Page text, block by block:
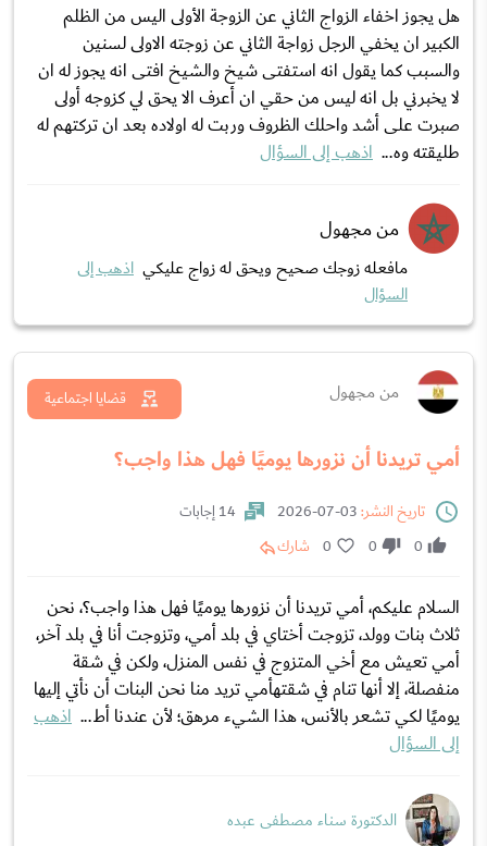
هل يجوز اخفاء الزواج الثاني عن الزوجة الأولى اليس من الظلم
الكبير ان يخفي الرجل زواجة الثاني عن زوجته الاولى لسنين
والسبب كما يقول انه استفتى شيخ والشيخ افتى انه يجوز له ان
لا يخبرني بل انه ليس من حقي ان أعرف الا يحق لي كزوجه أولى
صبرت على أشد واحلك الظروف وربت له اولاده بعد ان تركتهم له
طليقته وه... اذهب إلى السؤال
من مجهول
مافعله زوجك صحيح ويحق له زواج عليكي اذهب إلى
السؤال
من مجهول
أمي تريدنا أن نزورها يوميًا فهل هذا واجب؟
قضايا اجتماعية
تاريخ النشر:
14 إجابات
0
0
0 شارك
السلام عليكم، أمي تريدنا أن نزورها يوميًا فهل هذا واجب؟، نحن
ثلاث بنات وولد، تزوجت أختاي في بلد أمي، وتزوجت أنا في بلد آخر،
أمي تعيش مع أخي المتزوج في نفس المنزل، ولكن في شقة
منفصلة، إلا أنها تنام في شقتهأمي تريد منا نحن البنات أن نأتي إليها
يوميًا لكي تشعر بالأنس، هذا الشيء مرهق؛ لأن عندنا أط... اذهب
إلى السؤال
الدكتورة سناء مصطفى عبده